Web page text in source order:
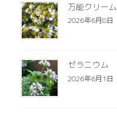
万能クリーム
2026年6月8日
ゼラニウム
2026年6月1日